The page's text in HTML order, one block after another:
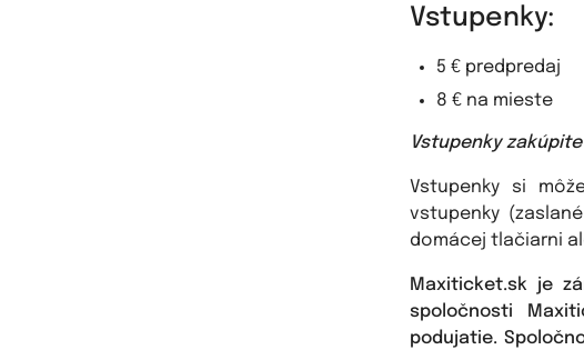
Vstupenky:
5 € predpredaj
8 € na mieste
Vstupenky
Vstupenky si
vstupenky
domácej tlačiarni
Maxiticket.sk je
spoločnosti
podujatie.